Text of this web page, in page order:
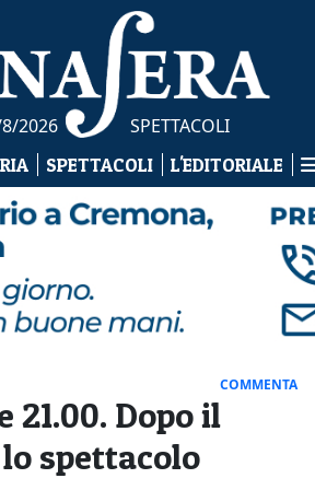
2026 SPETTACOLI
SPETTACOLI L'EDITORIALE
COMMENTA
Dopo il
spettacolo